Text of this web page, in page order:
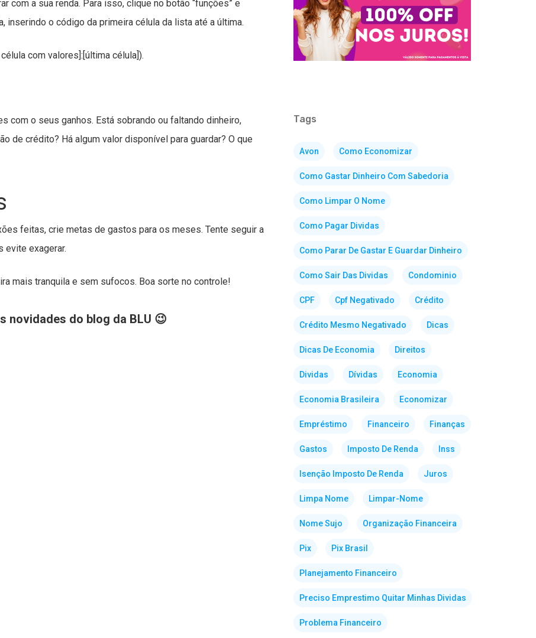
com a sua renda. Para isso, clique no botão “funções” e
inserindo o código da primeira célula da lista até a última.
com valores]:[última célula]).
com o seus ganhos. Está sobrando ou faltando dinheiro,
de crédito? Há algum valor disponível para guardar? O que
feitas, crie metas de gastos para os meses. Tente seguir a
evite exagerar.
mais tranquila e sem sufocos. Boa sorte no controle!
novidades do blog da BLU 😉
Tags
Avon Como Economizar
Como Gastar Dinheiro Com Sabedoria
Como Limpar O Nome
Como Pagar Dividas
Como Parar De Gastar E Guardar Dinheiro
Como Sair Das Dividas Condominio
CPF Cpf Negativado Crédito
Crédito Mesmo Negativado Dicas
Dicas De Economia Direitos
Dividas Dívidas Economia
Economia Brasileira Economizar
Empréstimo Financeiro Finanças
Gastos Imposto De Renda Inss
Isenção Imposto De Renda Juros
Limpa Nome Limpar-Nome
Nome Sujo Organização Financeira
Pix Pix Brasil
Planejamento Financeiro
Preciso Emprestimo Quitar Minhas Dividas
Problema Financeiro